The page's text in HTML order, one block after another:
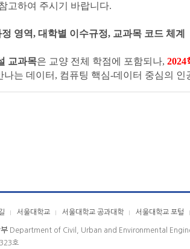
고하여 주시기 바랍니다.
영역, 대학별 이수규정, 교과목 코드 체계
교과목은 교양 전체 학점에 포함되나,
는 데이터, 컴퓨팅 핵심-데이터 중심의
서울대학교 서울대학교 공과대학 서울대학교 포털
Department of Civil, Urban and Environmental
323호